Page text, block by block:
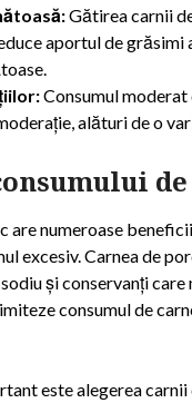
Gătirea carnii
aportul de grăsimi
Consumul
alături de o
are numeroase
excesiv. Carnea de
și conservanți
consumul de
este alegerea